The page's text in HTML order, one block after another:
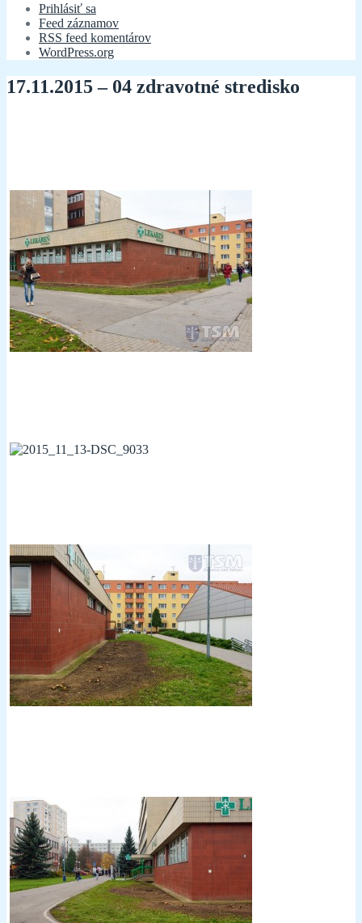
Prihlásiť sa
Feed záznamov
RSS feed komentárov
WordPress.org
17.11.2015 – 04 zdravotné stredisko